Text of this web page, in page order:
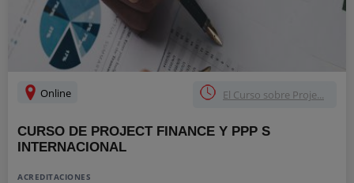
Online El Curso sobre Proje...
CURSO DE PROJECT FINANCE Y PPP S
INTERNACIONAL
ACREDITACIONES